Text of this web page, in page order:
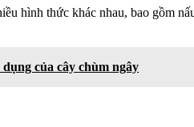
hình thức khác nhau, bao gồm
của cây chùm ngây